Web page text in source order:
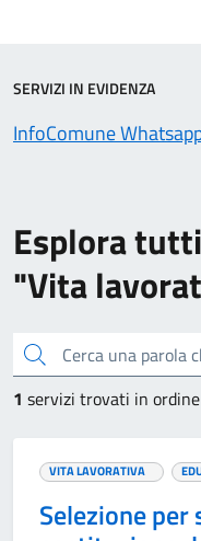
Esplora
"Vita
Cerca una parola chiave
1 servizi trovati in
VITA LAVORATIVA
Selezione
SERVIZI IN EVIDENZA
InfoComune